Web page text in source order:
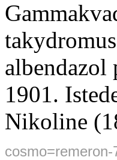
albendazol
1901.
Nikoline